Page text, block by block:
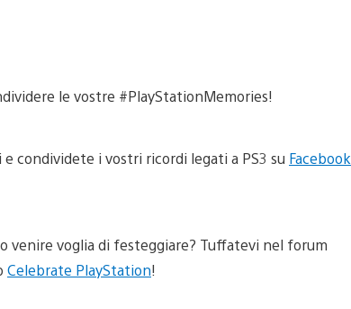
le vostre #PlayStationMemories!
condividete i vostri ricordi legati a PS3 su Facebook
venire voglia di festeggiare? Tuffatevi nel forum
Celebrate PlayStation!